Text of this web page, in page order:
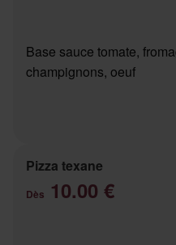
Base sauce tomate,
champignons, oeuf
Pizza texane
Dès 10.00 €